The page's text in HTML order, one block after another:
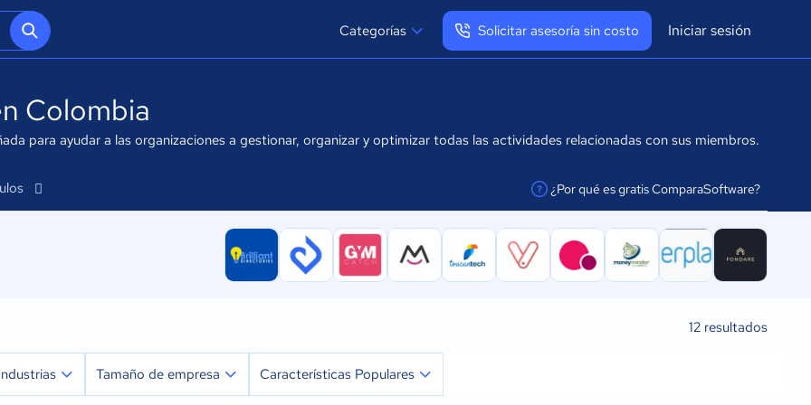
Categorías Solicitar asesoría sin costo Iniciar sesión
Cerrar sesión
Colombia
para ayudar a las organizaciones a gestionar, organizar y optimizar todas las actividades relacionadas con sus miembros.
¿Por qué es gratis ComparaSoftware?
facilitar la conexión
12 resultados
Tamaño de empresa Características Populares